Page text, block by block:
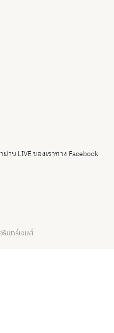
น LIVE ของเราทาง Facebook
รินทร์เจมส์